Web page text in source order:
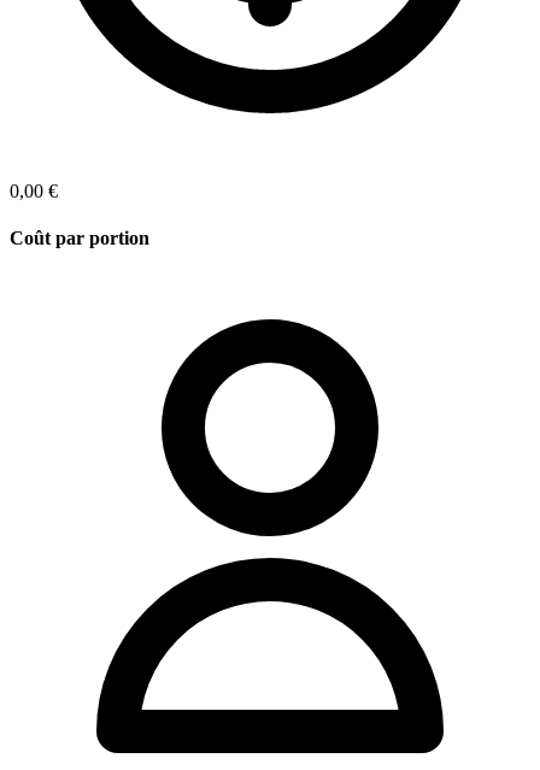
0,00 €
Coût par portion